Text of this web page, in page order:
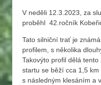
V neděli 12.3.2023, za
proběhl 42.ročník
Tato silniční trať je
profilem, s několika
Takovýto profil dělá
startu se běží cca 1,5
s následným klesáním a